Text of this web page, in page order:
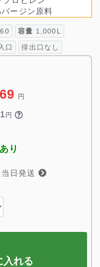
ージン原料
容量 1,000L
口 排出口なし
円
円 
り
日発送
入れる